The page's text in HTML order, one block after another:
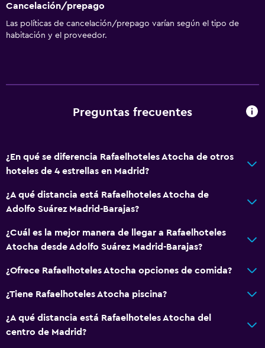
Cancelación/prepago
Las políticas de cancelación/prepago varían según el tipo de
habitación y el proveedor.
Preguntas frecuentes
¿En qué se diferencia Rafaelhoteles Atocha de otros
hoteles de 4 estrellas en Madrid?
¿A qué distancia está Rafaelhoteles Atocha de
Adolfo Suárez Madrid-Barajas?
¿Cuál es la mejor manera de llegar a Rafaelhoteles
Atocha desde Adolfo Suárez Madrid-Barajas?
¿Ofrece Rafaelhoteles Atocha opciones de comida?
¿Tiene Rafaelhoteles Atocha piscina?
¿A qué distancia está Rafaelhoteles Atocha del
centro de Madrid?